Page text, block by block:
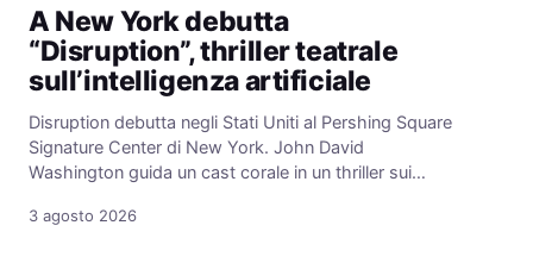
A New York debutta
“Disruption”, thriller teatrale
sull’intelligenza artificiale
Disruption debutta negli Stati Uniti al Pershing Square
Signature Center di New York. John David
Washington guida un cast corale in un thriller sui…
3 agosto 2026